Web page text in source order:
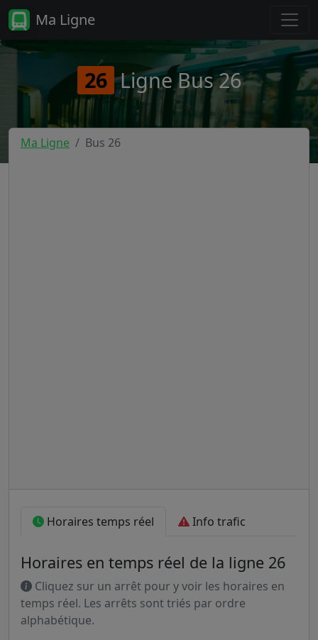
Ma Ligne
26 Ligne Bus 26
Ma Ligne Bus 26
Horaires temps réel Info trafic
Horaires en temps réel de la ligne 26
Cliquez sur un arrêt pour y voir les horaires en
temps réel. Les arrêts sont triés par ordre
alphabétique.